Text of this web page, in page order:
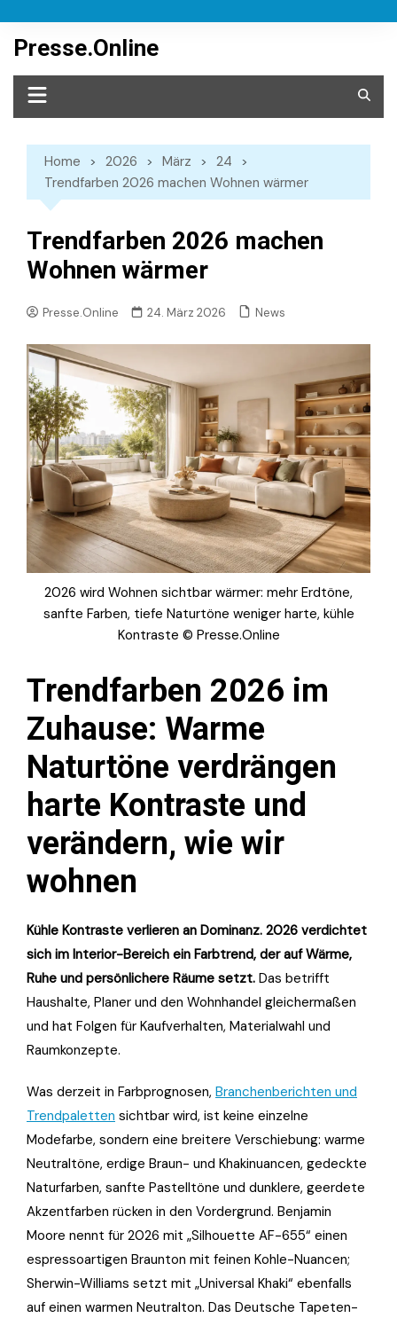
content
Presse.Online
Home 2026 März
24
Trendfarben 2026 machen Wohnen wärmer
Trendfarben 2026 machen
Wohnen wärmer
Presse.Online 24. März 2026 News
2026 wird Wohnen sichtbar wärmer: mehr Erdtöne,
sanfte Farben, tiefe Naturtöne weniger harte, kühle
Kontraste © Presse.Online
Trendfarben 2026 im
Zuhause: Warme
Naturtöne verdrängen
harte Kontraste und
verändern, wie wir
wohnen
Kühle Kontraste verlieren an Dominanz. 2026 verdichtet
sich im Interior-Bereich ein Farbtrend, der auf Wärme,
Ruhe und persönlichere Räume setzt. Das betrifft
Haushalte, Planer und den Wohnhandel gleichermaßen
und hat Folgen für Kaufverhalten, Materialwahl und
Raumkonzepte.
Was derzeit in Farbprognosen, Branchenberichten und
Trendpaletten sichtbar wird, ist keine einzelne
Modefarbe, sondern eine breitere Verschiebung: warme
Neutraltöne, erdige Braun- und Khakinuancen, gedeckte
Naturfarben, sanfte Pastelltöne und dunklere, geerdete
Akzentfarben rücken in den Vordergrund. Benjamin
Moore nennt für 2026 mit „Silhouette AF-655“ einen
espressoartigen Braunton mit feinen Kohle-Nuancen;
Sherwin-Williams setzt mit „Universal Khaki“ ebenfalls
auf einen warmen Neutralton. Das Deutsche Tapeten-